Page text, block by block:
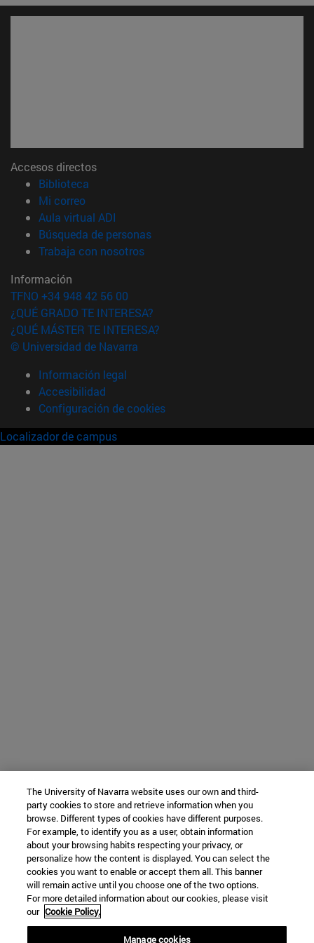
Accesos directos
Biblioteca
Mi correo(abre en nueva ventana)
Aula virtual ADI
Búsqueda de personas(abre en nueva ventana)
Trabaja con nosotros(abre en nueva ventana)
Información
TFNO +34 948 42 56 00
¿QUÉ GRADO TE INTERESA?
¿QUÉ MÁSTER TE INTERESA?
© Universidad de Navarra
Información legal
Accesibilidad
Configuración de cookies
Localizador de campus
The University of Navarra website uses our own and third-
party cookies to store and retrieve information when you
browse. Different types of cookies have different purposes.
For example, to identify you as a user, obtain information
about your browsing habits respecting your privacy, or
personalize how the content is displayed. You can select the
cookies you want to enable or accept them all. This banner
will remain active until you choose one of the two options.
For more detailed information about our cookies, please visit
our Cookie Policy.
Manage cookies